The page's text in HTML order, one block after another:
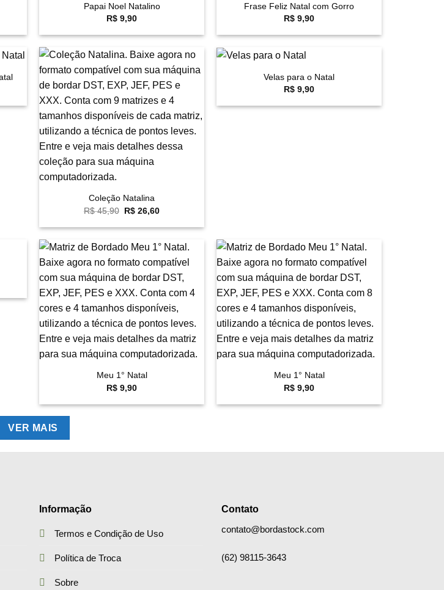
Papai Noel Natalino
R$ 9,90
Favoritar
Frase Feliz Natal com Gorro
R$ 9,90
Favoritar
Coleção Natalina
R$45,90 O
original
R$ 45,90.
R$ 26,60O
atual
R$ 26,60.
+
Velas para o Natal
R$ 9,90
Favoritar
Meu 1° Natal
R$ 9,90
Favoritar
Meu 1° Natal
R$ 9,90
VER MAIS
Informação
Termos e Condição de Uso
Política de Troca
Sobre
Contato
contato@bordastock.com
(62) 98115-3643